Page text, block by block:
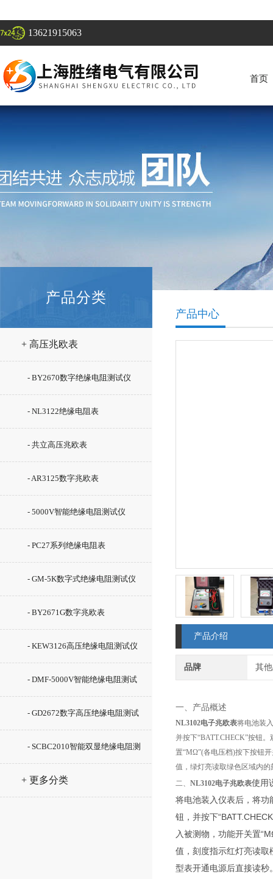
13621915063
首页
产品分类
+ 高压兆欧表
- BY2670数字绝缘电阻测试仪
- NL3122绝缘电阻表
- 共立高压兆欧表
- AR3125数字兆欧表
- 5000V智能绝缘电阻测试仪
- PC27系列绝缘电阻表
- GM-5K数字式绝缘电阻测试仪
- BY2671G数字兆欧表
- KEW3126高压绝缘电阻测试仪
- DMF-5000V智能绝缘电阻测试
仪
- GD2672数字高压绝缘电阻测试
仪
- SCBC2010智能双显绝缘电阻测
试仪
+ 更多分类
产品中心
产品介绍
品牌 其
一、产品概述
NL3102电子兆欧表将电池装
并按下“BATT.CHECK”按钮
置“MΩ”(各电压档)按下按钮
值，绿灯亮读取绿色区域内
二、 NL3102电子兆欧表使用
将电池装入仪表后，将功
钮，并按下
入被测物，功能开关置
值，刻度指示红灯亮读
型表开通电源后直接读秒